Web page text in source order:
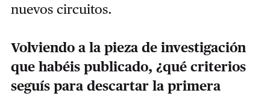
nuevos circuitos.
Volviendo a la pieza de investigación
que habéis publicado, ¿qué criterios
seguís para descartar la primera